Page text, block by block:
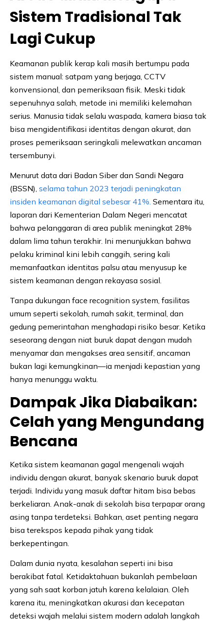
Sistem Tradisional Tak
Lagi Cukup
Keamanan publik kerap kali masih bertumpu pada
sistem manual: satpam yang berjaga, CCTV
konvensional, dan pemeriksaan fisik. Meski tidak
sepenuhnya salah, metode ini memiliki kelemahan
serius. Manusia tidak selalu waspada, kamera biasa tak
bisa mengidentifikasi identitas dengan akurat, dan
proses pemeriksaan seringkali melewatkan ancaman
tersembunyi.
Menurut data dari Badan Siber dan Sandi Negara
(BSSN), selama tahun 2023 terjadi peningkatan
insiden keamanan digital sebesar 41%. Sementara itu,
laporan dari Kementerian Dalam Negeri mencatat
bahwa pelanggaran di area publik meningkat 28%
dalam lima tahun terakhir. Ini menunjukkan bahwa
pelaku kriminal kini lebih canggih, sering kali
memanfaatkan identitas palsu atau menyusup ke
sistem keamanan dengan rekayasa sosial.
Tanpa dukungan face recognition system, fasilitas
umum seperti sekolah, rumah sakit, terminal, dan
gedung pemerintahan menghadapi risiko besar. Ketika
seseorang dengan niat buruk dapat dengan mudah
menyamar dan mengakses area sensitif, ancaman
bukan lagi kemungkinan—ia menjadi kepastian yang
hanya menunggu waktu.
Dampak Jika Diabaikan:
Celah yang Mengundang
Bencana
Ketika sistem keamanan gagal mengenali wajah
individu dengan akurat, banyak skenario buruk dapat
terjadi. Individu yang masuk daftar hitam bisa bebas
berkeliaran. Anak-anak di sekolah bisa terpapar orang
asing tanpa terdeteksi. Bahkan, aset penting negara
bisa terekspos kepada pihak yang tidak
berkepentingan.
Dalam dunia nyata, kesalahan seperti ini bisa
berakibat fatal. Ketidaktahuan bukanlah pembelaan
yang sah saat korban jatuh karena kelalaian. Oleh
karena itu, meningkatkan akurasi dan kecepatan
deteksi wajah melalui sistem modern adalah langkah